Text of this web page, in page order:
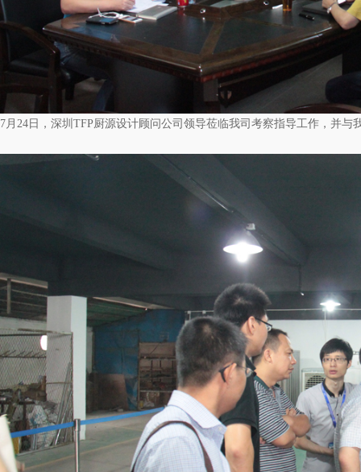
7月24日，深圳TFP厨源设计顾问公司领导莅临我司考察指导工作，并与